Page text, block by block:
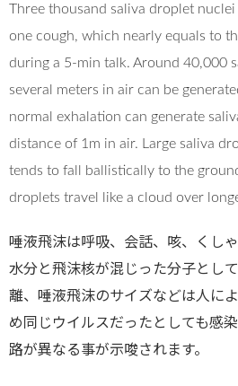
Three thousand saliva droplet
one cough, which nearly equals to
during a 5-min talk. Around 40,000
several meters in air can be
normal exhalation can generate
distance of 1m in air. Large saliva
tends to fall ballistically to the
droplets travel like a cloud over
唾液飛沫は呼吸、会話、咳、くし
水分と飛沫核が混じった分子とし
離、唾液飛沫のサイズなどは人に
め同じウイルスだったとしても感
路が異なる事が示唆されます。